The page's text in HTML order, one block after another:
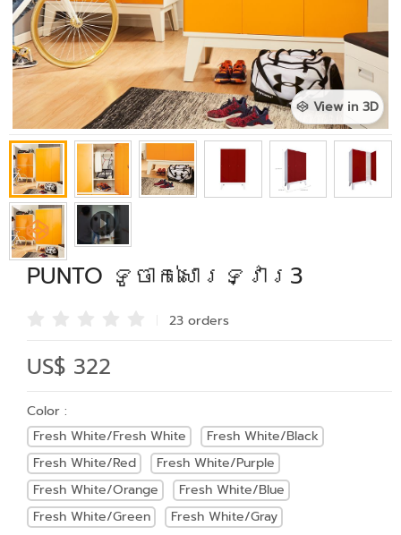
View in 3D
PUNTO ទូចាក់សោរទ្វារ3
23 orders
US$ 322
Color :
Fresh White/Fresh White
Fresh White/Black
Fresh White/Red
Fresh White/Purple
Fresh White/Orange
Fresh White/Blue
Fresh White/Green
Fresh White/Gray